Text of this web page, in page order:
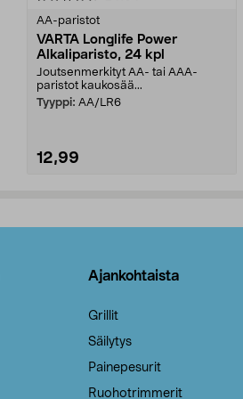
AA-paristot
VARTA Longlife Power
Alkaliparisto, 24 kpl
Joutsenmerkityt AA- tai AAA-
paristot kaukosää...
Tyyppi: AA/LR6
12,99
Ajankohtaista
Grillit
Säilytys
Painepesurit
Ruohotrimmerit